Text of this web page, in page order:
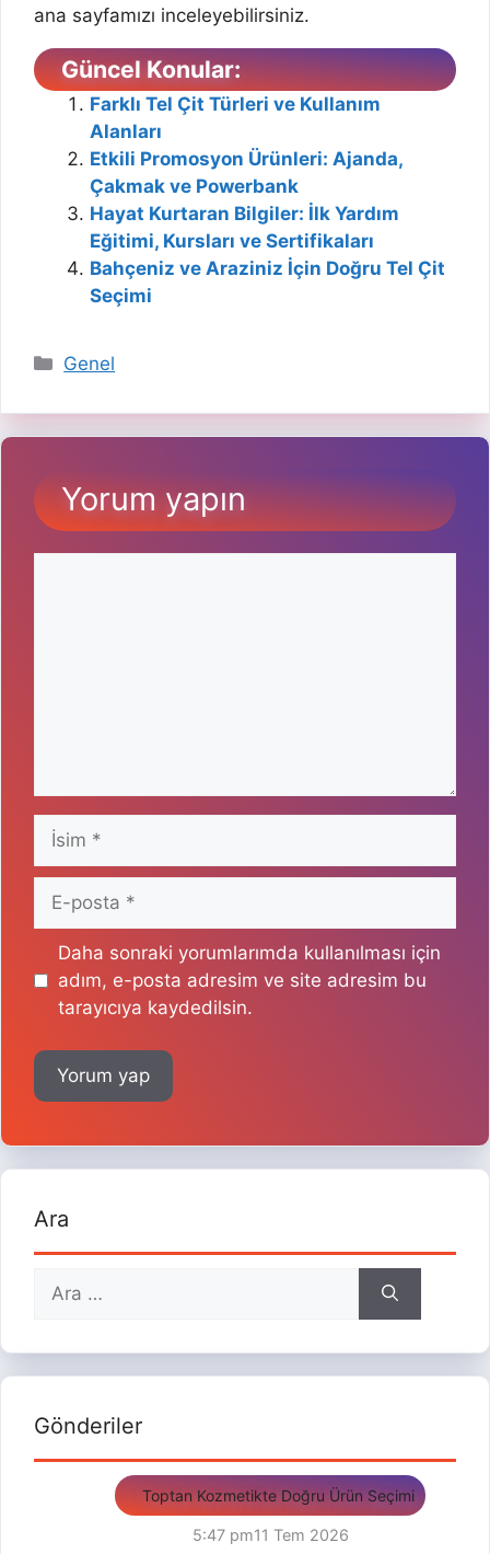
ana sayfamızı inceleyebilirsiniz.
Güncel Konular:
Farklı Tel Çit Türleri ve Kullanım
Alanları
Etkili Promosyon Ürünleri: Ajanda,
Çakmak ve Powerbank
Hayat Kurtaran Bilgiler: İlk Yardım
Eğitimi, Kursları ve Sertifikaları
Bahçeniz ve Araziniz İçin Doğru Tel Çit
Seçimi
Kategoriler
Genel
Yorum yapın
İsim
posta
Daha sonraki yorumlarımda kullanılması için
adım, e-posta adresim ve site adresim bu
tarayıcıya kaydedilsin.
Ara
ara
Gönderiler
Toptan Kozmetikte Doğru Ürün Seçimi
5:47 pm11 Tem 2026